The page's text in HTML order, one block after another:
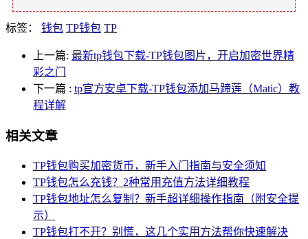
标签： 钱包 TP钱包 TP
上一篇: 最新tp钱包下载-TP钱包图片，开启加密世界精
彩之门
下一篇 : tp官方安卓下载-TP钱包添加马蹄莲（Matic）教
程详解
相关文章
TP钱包购买加密货币，新手入门指南与安全须知
TP钱包怎么充钱？2种常用充值方法详细教程
TP钱包地址怎么复制？新手超详细操作指南（附安全提
示）
TP钱包打不开？别慌，这几个实用方法帮你快速解决